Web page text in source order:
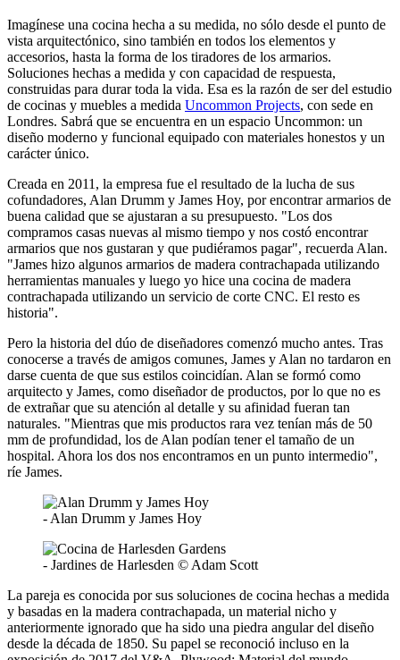
Imagínese una cocina hecha a su medida, no sólo desde el punto de
vista arquitectónico, sino también en todos los elementos y
accesorios, hasta la forma de los tiradores de los armarios.
Soluciones hechas a medida y con capacidad de respuesta,
construidas para durar toda la vida. Esa es la razón de ser del estudio
de cocinas y muebles a medida Uncommon Projects, con sede en
Londres. Sabrá que se encuentra en un espacio Uncommon: un
diseño moderno y funcional equipado con materiales honestos y un
carácter único.
Creada en 2011, la empresa fue el resultado de la lucha de sus
cofundadores, Alan Drumm y James Hoy, por encontrar armarios de
buena calidad que se ajustaran a su presupuesto. "Los dos
compramos casas nuevas al mismo tiempo y nos costó encontrar
armarios que nos gustaran y que pudiéramos pagar", recuerda Alan.
"James hizo algunos armarios de madera contrachapada utilizando
herramientas manuales y luego yo hice una cocina de madera
contrachapada utilizando un servicio de corte CNC. El resto es
historia".
Pero la historia del dúo de diseñadores comenzó mucho antes. Tras
conocerse a través de amigos comunes, James y Alan no tardaron en
darse cuenta de que sus estilos coincidían. Alan se formó como
arquitecto y James, como diseñador de productos, por lo que no es
de extrañar que su atención al detalle y su afinidad fueran tan
naturales. "Mientras que mis productos rara vez tenían más de 50
mm de profundidad, los de Alan podían tener el tamaño de un
hospital. Ahora los dos nos encontramos en un punto intermedio",
ríe James.
- Alan Drumm y James Hoy
- Jardines de Harlesden © Adam Scott
La pareja es conocida por sus soluciones de cocina hechas a medida
y basadas en la madera contrachapada, un material nicho y
anteriormente ignorado que ha sido una piedra angular del diseño
desde la década de 1850. Su papel se reconoció incluso en la